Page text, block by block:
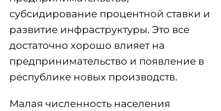
субсидирование процентной ставки и
развитие инфраструктуры. Это все
достаточно хорошо влияет на
предпринимательство и появление в
республике новых производств.
Малая численность населения